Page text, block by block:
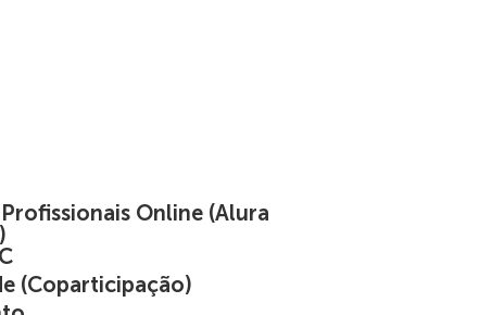
Online (Alura
(Coparticipação)